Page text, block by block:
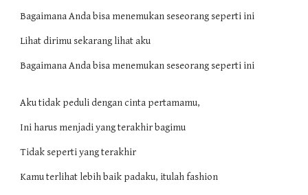
Bagaimana Anda bisa menemukan seseorang seperti ini
Lihat dirimu sekarang lihat aku
Bagaimana Anda bisa menemukan seseorang seperti ini
Aku tidak peduli dengan cinta pertamamu,
Ini harus menjadi yang terakhir bagimu
Tidak seperti yang terakhir
Kamu terlihat lebih baik padaku, itulah fashion